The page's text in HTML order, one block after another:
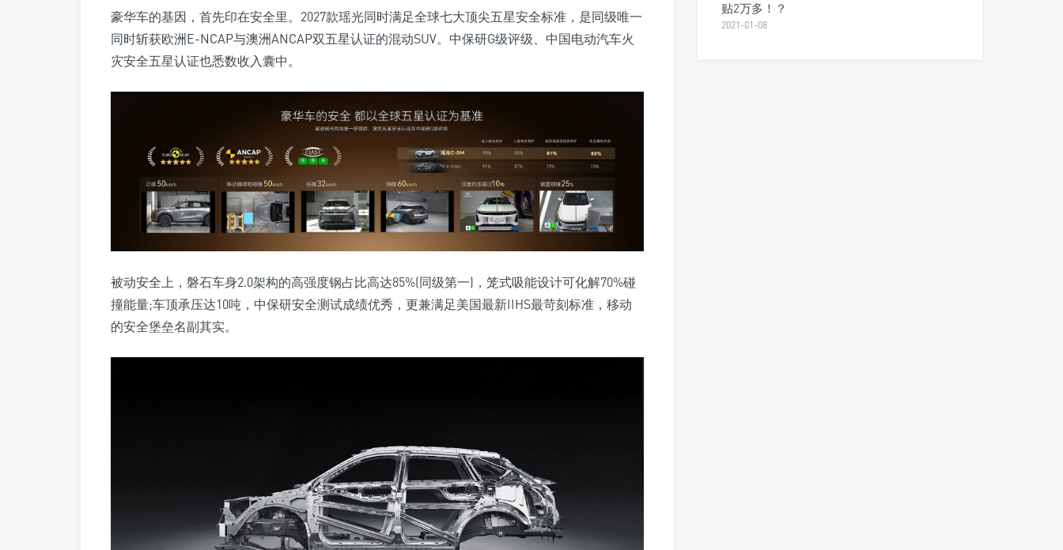
豪华车的基因，首先印在安全里。2027款瑶光同时满足全球七大顶尖五星安全标准，是同级唯一
同时斩获欧洲E-NCAP与澳洲ANCAP双五星认证的混动SUV。中保研G级评级、中国电动汽车火
灾安全五星认证也悉数收入囊中。
被动安全上，磐石车身2.0架构的高强度钢占比高达85%(同级第一)，笼式吸能设计可化解70%碰
撞能量;车顶承压达10吨，中保研安全测试成绩优秀，更兼满足美国最新IIHS最苛刻标准，移动
的安全堡垒名副其实。
贴2万多！？
2021-01-08